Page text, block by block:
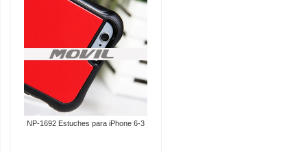
NP-1692 Estuches para iPhone 6-3